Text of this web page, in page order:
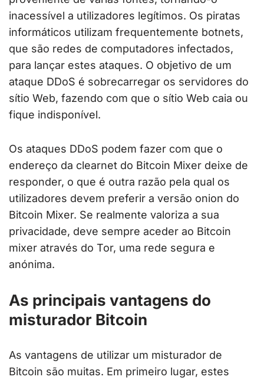
inacessível a utilizadores legítimos. Os piratas
informáticos utilizam frequentemente botnets,
que são redes de computadores infectados,
para lançar estes ataques. O objetivo de um
ataque DDoS é sobrecarregar os servidores do
sítio Web, fazendo com que o sítio Web caia ou
fique indisponível.
Os ataques DDoS podem fazer com que o
endereço da clearnet do Bitcoin Mixer deixe de
responder, o que é outra razão pela qual os
utilizadores devem preferir a versão onion do
Bitcoin Mixer. Se realmente valoriza a sua
privacidade, deve sempre aceder ao Bitcoin
mixer através do Tor, uma rede segura e
anónima.
As principais vantagens do
misturador Bitcoin
As vantagens de utilizar um misturador de
Bitcoin são muitas. Em primeiro lugar, estes